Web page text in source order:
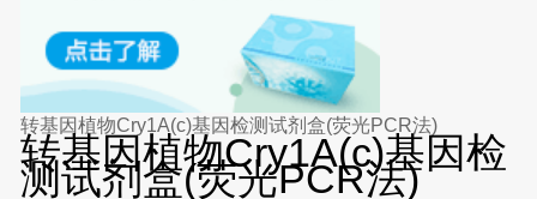
转基因植物Cry1A(c)基因检测试剂盒(荧光PCR法)
转基因植物Cry1A(c)基因检
测试剂盒(荧光PCR法)